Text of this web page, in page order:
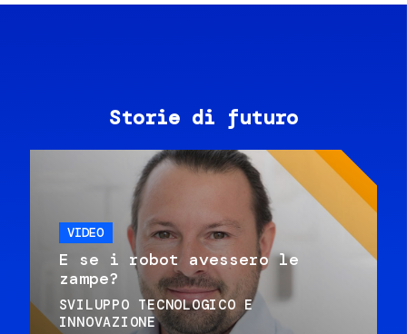
Storie di futuro
VIDEO
E se i robot avessero le
zampe?
SVILUPPO TECNOLOGICO E
INNOVAZIONE